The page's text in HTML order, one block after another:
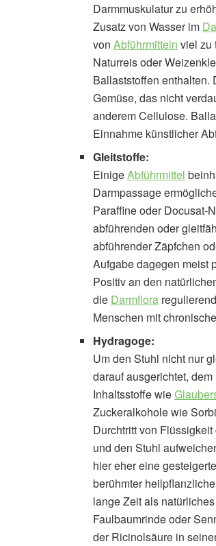
Darmmuskulatur zu
Zusatz von Wasser im
vonAbführmitteln viel zu
Naturreis oder
Ballaststoffen enthalten.
Gemüse, das nicht
anderem Cellulose.
Einnahme künstlicher
Gleitstoffe:
EinigeAbführmittel
Darmpassage
Paraffine oder Docusat-
abführenden oder
abführender Zäpfchen
Aufgabe dagegen meist
Positiv an den
die Darmflora
Menschen mit
Hydragoge:
Um den Stuhl nicht nur
darauf ausgerichtet,
Inhaltsstoffe wie
Zuckeralkohole wie
Durchtritt von
und den Stuhl
hier eher eine
berühmter
lange Zeit als
Faulbaumrinde oder
der Ricinolsäure in